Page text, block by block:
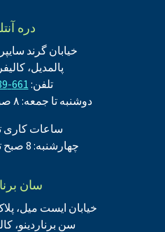
دره
خیابان گرند
پالمدیل، کالیفرنیا
تلفن:661-789-1200
دوشنبه تا جمعه: ۸ صبح تا ۵ بعد از ظهر
ساعات کاری
چهارشنبه: 8 صبح تا 6 بعد از ظهر
سان
خیابان ایست میل، پلاک ۱۱۱۱، واحد
سن برناردینو،